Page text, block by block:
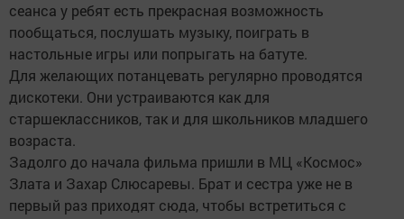
сеанса у ребят есть прекрасная возможность
пообщаться, послушать музыку, поиграть в
настольные игры или попрыгать на батуте.
Для желающих потанцевать регулярно проводятся
дискотеки. Они устраиваются как для
старшеклассников, так и для школьников младшего
возраста.
Задолго до начала фильма пришли в МЦ «Космос»
Злата и Захар Слюсаревы. Брат и сестра уже не в
первый раз приходят сюда, чтобы встретиться с